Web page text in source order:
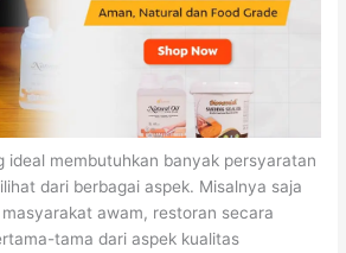
ideal membutuhkan banyak persyaratan
dari berbagai aspek. Misalnya saja
awam, restoran secara
tama dari aspek kualitas